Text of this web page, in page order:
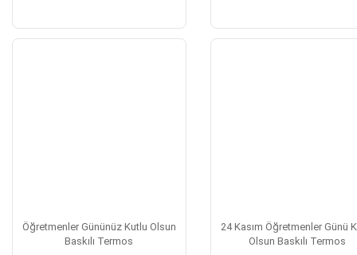
Öğretmenler Gününüz Kutlu Olsun
Baskılı Termos
24 Kasım Öğretmenler Günü
Olsun Baskılı Termos